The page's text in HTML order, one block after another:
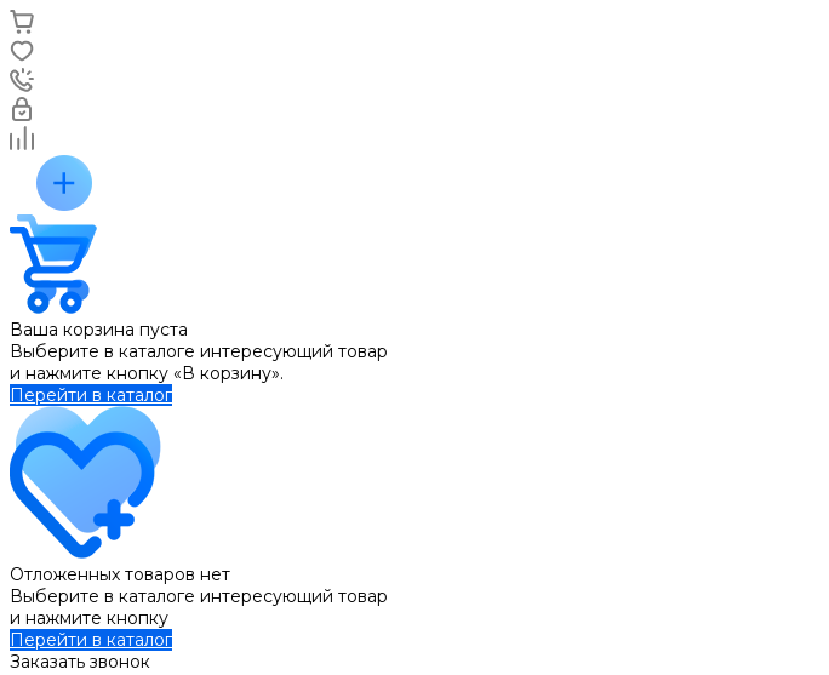
Ваша корзина пуста
Выберите в каталоге интересующий товар
и нажмите кнопку «В корзину».
Перейти в каталог
Отложенных товаров нет
Выберите в каталоге интересующий товар
и нажмите кнопку
Перейти в каталог
Заказать звонок